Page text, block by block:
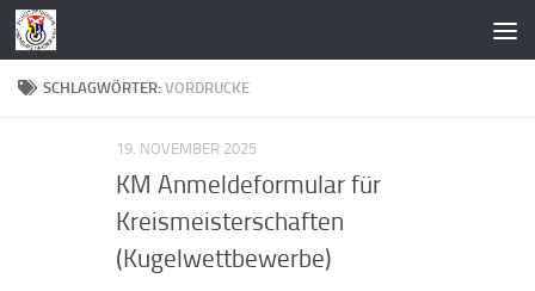
Zum Inhalt springen
SCHLAGWÖRTER:VORDRUCKE
19. NOVEMBER 2025
KM Anmeldeformular für
Kreismeisterschaften
(Kugelwettbewerbe)